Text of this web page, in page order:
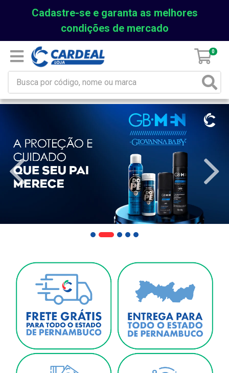
Cadastre-se e garanta as melhores
condições de mercado
0